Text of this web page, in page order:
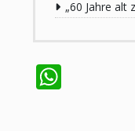
„60 Jahre alt